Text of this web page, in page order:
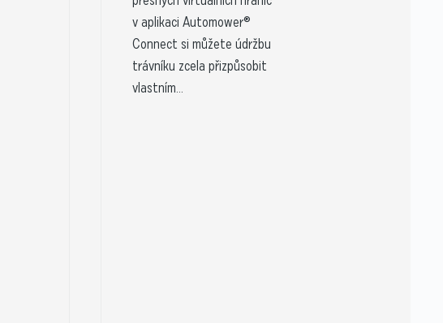
v aplikaci Automower®
Connect si můžete údržbu
trávníku zcela přizpůsobit
vlastním...